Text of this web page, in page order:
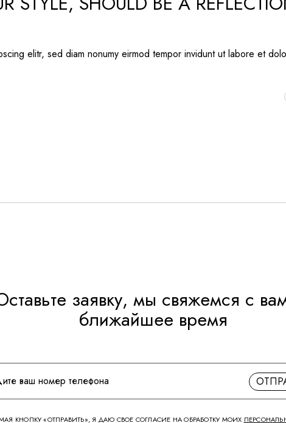
elitr, sed diam nonumy eirmod tempor invidunt ut labore et
заявку, мы свяжемся с
ближайшее время
КНОПКУ «ОТПРАВИТЬ», Я ДАЮ СВОЕ СОГЛАСИЕ НА ОБРАБОТКУ МОИХ